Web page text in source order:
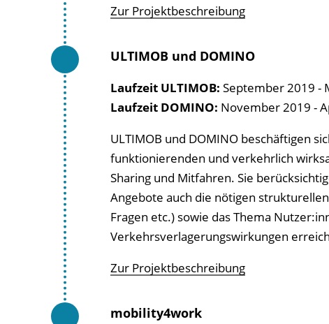
Zur Projektbeschreibung
ULTIMOB und DOMINO
Laufzeit ULTIMOB: September 2019 -
Laufzeit DOMINO: November 2019 -
ULTIMOB und DOMINO beschäftigen
funktionierenden und verkehrlich
Sharing und Mitfahren. Sie
Angebote auch die nötigen
Fragen etc.) sowie das Thema
Verkehrsverlagerungswirkungen
Zur Projektbeschreibung
mobility4work